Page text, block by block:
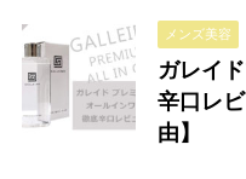
メンズ美容
ガレイ
辛口レ
由】